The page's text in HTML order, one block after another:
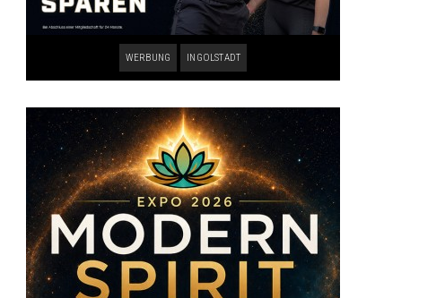
WERBUNG INGOLSTADT